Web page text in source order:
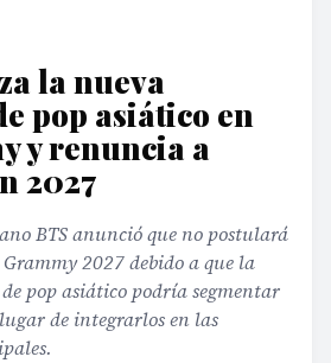
la nueva
pop asiático en
y renuncia a
2027
BTS anunció que no postulará
2027 debido a que la
pop asiático podría segmentar
de integrarlos en las